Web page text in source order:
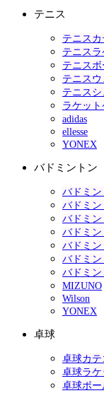
テニス
テニス
テニスラ
テニス
テニスウ
テニス
ラケット
adidas
ellesse
YONEX
バドミントン
バドミ
バドミン
バドミン
バドミン
バドミ
バドミ
バドミン
MIZUNO
Wilson
YONEX
卓球
卓球カテ
卓球ラケ
卓球ボー